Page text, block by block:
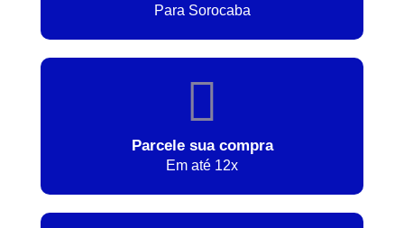
Para Sorocaba
Parcele sua compra
Em até 12x